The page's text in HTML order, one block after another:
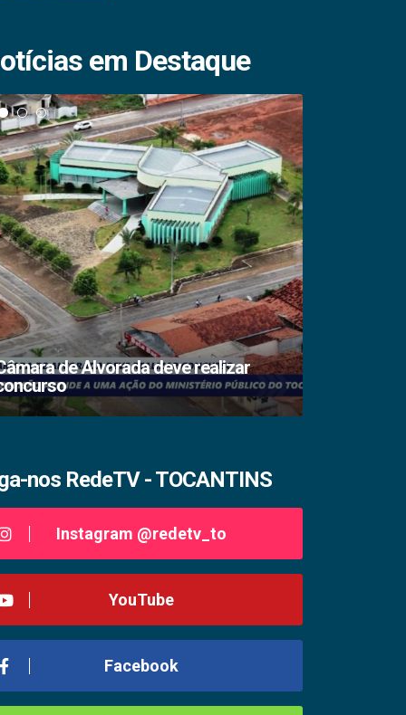
em Destaque
de Alvorada deve realizar
nos RedeTV - TOCANTINS
Instagram @redetv_to
YouTube
Facebook